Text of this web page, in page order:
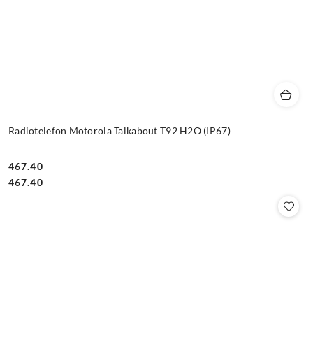
Radiotelefon Motorola Talkabout T92 H2O (IP67)
Cena:
467.40
Cena:
467.40